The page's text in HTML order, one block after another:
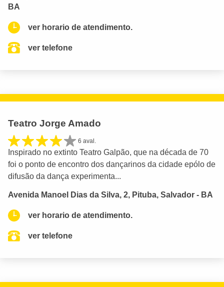
BA
ver horario de atendimento.
ver telefone
Teatro Jorge Amado
6 aval.
Inspirado no extinto Teatro Galpão, que na década de 70
foi o ponto de encontro dos dançarinos da cidade epólo de
difusão da dança experimenta...
Avenida Manoel Dias da Silva, 2, Pituba, Salvador - BA
ver horario de atendimento.
ver telefone